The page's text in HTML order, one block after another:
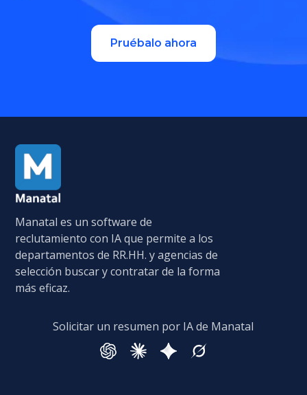
Pruébalo ahora
Manatal es un software de
reclutamiento con IA que permite a los
departamentos de RR.HH. y agencias de
selección buscar y contratar de la forma
más eficaz.
Solicitar un resumen por IA de Manatal